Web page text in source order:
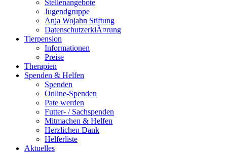
Stellenangebote
Jugendgruppe
Anja Wojahn Stiftung
DatenschutzerklÃ¤rung
Tierpension
Informationen
Preise
Therapien
Spenden & Helfen
Spenden
Online-Spenden
Pate werden
Futter- / Sachspenden
Mitmachen & Helfen
Herzlichen Dank
Helferliste
Aktuelles